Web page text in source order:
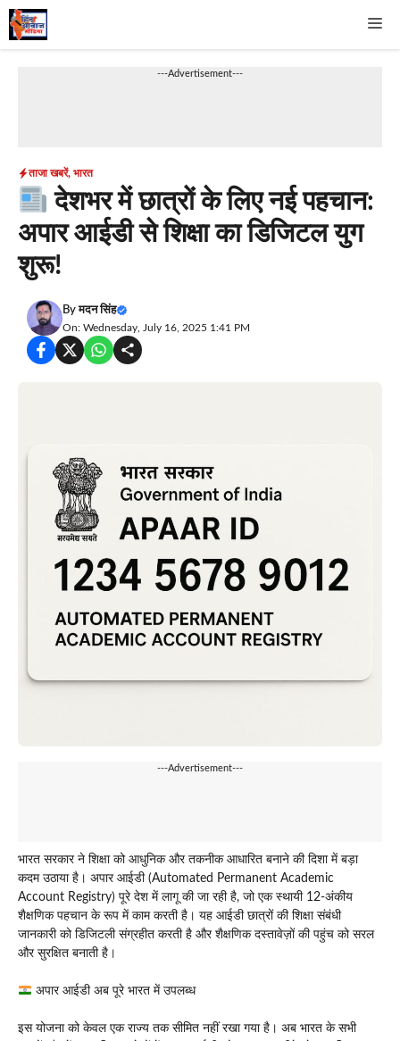
Skip
to
---Advertisement---
ताजा खबरें, भारत
देशभर में छात्रों के लिए नई पहचान:
अपार आईडी से शिक्षा का डिजिटल युग
शुरू!
Byमदन सिंह
On: Wednesday, July 16, 2025 1:41 PM
---Advertisement---
भारत सरकार ने शिक्षा को आधुनिक और तकनीक आधारित बनाने की दिशा में बड़ा
कदम उठाया है। अपार आईडी (Automated Permanent Academic
Account Registry) पूरे देश में लागू की जा रही है, जो एक स्थायी 12-अंकीय
शैक्षणिक पहचान के रूप में काम करती है। यह आईडी छात्रों की शिक्षा संबंधी
जानकारी को डिजिटली संग्रहीत करती है और शैक्षणिक दस्तावेज़ों की पहुंच को सरल
और सुरक्षित बनाती है।
अपार आईडी अब पूरे भारत में उपलब्ध
इस योजना को केवल एक राज्य तक सीमित नहीं रखा गया है। अब भारत के सभी